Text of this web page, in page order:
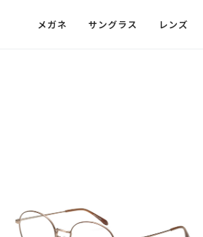
メガネ サングラス レンズ